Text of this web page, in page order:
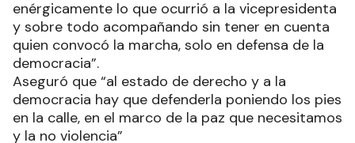
enérgicamente lo que ocurrió a la vicepresidenta
y sobre todo acompañando sin tener en cuenta
quien convocó la marcha, solo en defensa de la
democracia”.
Aseguró que “al estado de derecho y a la
democracia hay que defenderla poniendo los pies
en la calle, en el marco de la paz que necesitamos
y la no violencia”